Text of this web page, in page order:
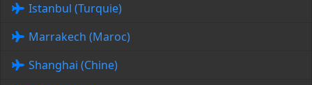
Istanbul (Turquie)
Marrakech (Maroc)
Shanghai (Chine)